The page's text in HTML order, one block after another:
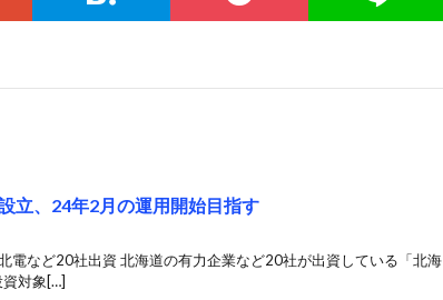
立、24年2月の運用開始目指す
電など20社出資 北海道の有力企業など20社が出資している「北海
対象[…]